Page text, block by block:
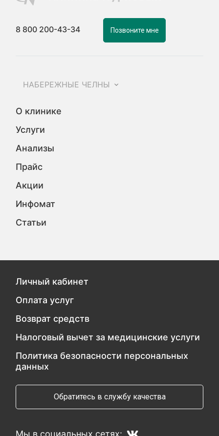
8 800 200-43-34 Позвоните мне
НАБЕРЕЖНЫЕ ЧЕЛНЫ
О клинике
Услуги
Анализы
Прайс
Акции
Инфомат
Статьи
Личный кабинет
Оплата услуг
Возврат средств
Налоговый вычет за медицинские услуги
Политика безопасности персональных
данных
Обратитесь в службу качества
Мы в социальных сетях: